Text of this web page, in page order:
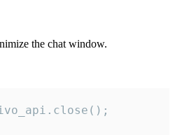
the chat window.